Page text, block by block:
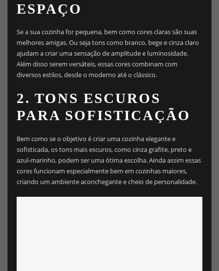
ESPAÇO
Se a sua cozinha for pequena, bem como cores claras são suas
melhores amigas. Ou seja tons como branco, bege e cinza claro
ajudam a criar uma sensação de amplitude e luminosidade.
Além disso serem versáteis, essas cores combinam com
diversos estilos, desde o moderno até o clássico.
2. TONS ESCUROS
PARA SOFISTICAÇÃO
Bem como se o objetivo é criar uma cozinha elegante e
sofisticada, os tons mais escuros, como cinza grafite, preto e
azul-marinho, podem ser uma ótima escolha. Ainda assim essas
cores funcionam especialmente bem em cozinhas maiores,
criando um ambiente aconchegante e cheio de personalidade.